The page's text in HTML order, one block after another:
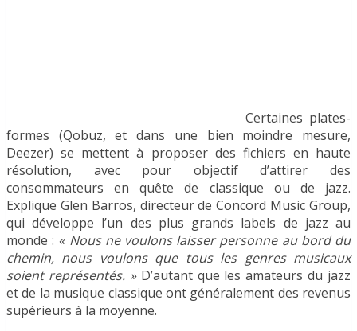
Certaines plates-
formes (Qobuz, et dans une bien moindre mesure,
Deezer) se mettent à proposer des fichiers en haute
résolution, avec pour objectif d’attirer des
consommateurs en quête de classique ou de jazz.
Explique Glen Barros, directeur de Concord Music Group,
qui développe l’un des plus grands labels de jazz au
monde : « Nous ne voulons laisser personne au bord du
chemin, nous voulons que tous les genres musicaux
soient représentés. » D’autant que les amateurs du jazz
et de la musique classique ont généralement des revenus
supérieurs à la moyenne.